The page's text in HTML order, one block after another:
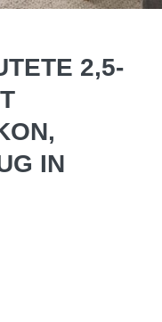
2,5-
IN